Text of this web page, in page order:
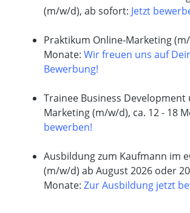
(m/w/d), ab sofort: Jetzt
Praktikum Online-Marketing
Monate: Wir freuen uns auf
Bewerbung!
Trainee Business Development
Marketing (m/w/d), ca. 12 - 18
bewerben!
Ausbildung zum Kaufmann im
(m/w/d) ab August 2026 oder
Monate: Zur Ausbildung jetzt